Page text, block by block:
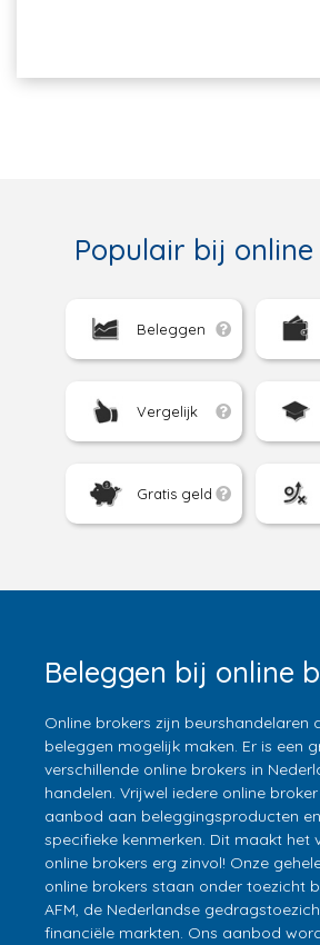
Populair bij
Beleggen
Vergelijk
Gratis geld
Beleggen bij online
Online brokers zijn beurshandelaren
beleggen mogelijk maken. Er is een
verschillende online brokers in
handelen. Vrijwel iedere online
aanbod aan beleggingsproducten
specifieke kenmerken. Dit maakt het
online brokers erg zinvol! Onze
online brokers staan onder toezicht
AFM, de Nederlandse
financiële markten. Ons aanbod